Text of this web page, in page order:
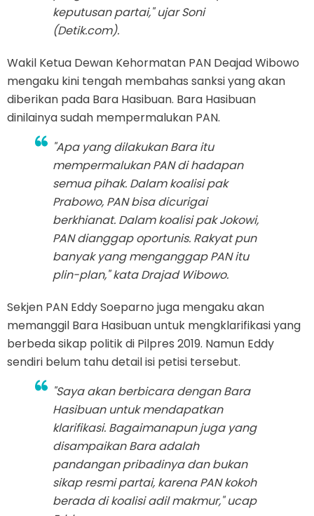
keputusan partai," ujar Soni
(Detik.com).
Wakil Ketua Dewan Kehormatan PAN Deajad Wibowo
mengaku kini tengah membahas sanksi yang akan
diberikan pada Bara Hasibuan. Bara Hasibuan
dinilainya sudah mempermalukan PAN.
"Apa yang dilakukan Bara itu
mempermalukan PAN di hadapan
semua pihak. Dalam koalisi pak
Prabowo, PAN bisa dicurigai
berkhianat. Dalam koalisi pak Jokowi,
PAN dianggap oportunis. Rakyat pun
banyak yang menganggap PAN itu
plin-plan," kata Drajad Wibowo.
Sekjen PAN Eddy Soeparno juga mengaku akan
memanggil Bara Hasibuan untuk mengklarifikasi yang
berbeda sikap politik di Pilpres 2019. Namun Eddy
sendiri belum tahu detail isi petisi tersebut.
"Saya akan berbicara dengan Bara
Hasibuan untuk mendapatkan
klarifikasi. Bagaimanapun juga yang
disampaikan Bara adalah
pandangan pribadinya dan bukan
sikap resmi partai, karena PAN kokoh
berada di koalisi adil makmur," ucap